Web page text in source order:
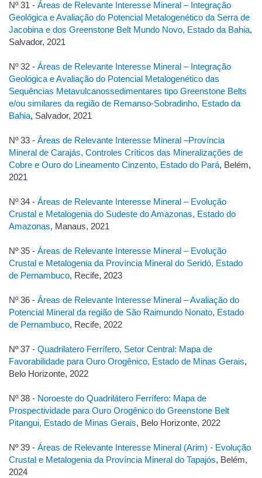
Nº 31 - Áreas de Relevante Interesse Mineral – Integração
Geológica e Avaliação do Potencial Metalogenético da Serra de
Jacobina e dos Greenstone Belt Mundo Novo, Estado da Bahia,
Salvador, 2021
Nº 32 - Áreas de Relevante Interesse Mineral – Integração
Geológica e Avaliação do Potencial Metalogenético das
Sequências Metavulcanossedimentares tipo Greenstone Belts
e/ou similares da região de Remanso-Sobradinho, Estado da
Bahia, Salvador, 2021
Nº 33 - Áreas de Relevante Interesse Mineral –Província
Mineral de Carajás, Controles Críticos das Mineralizações de
Cobre e Ouro do Lineamento Cinzento, Estado do Pará, Belém,
2021
Nº 34 - Áreas de Relevante Interesse Mineral – Evolução
Crustal e Metalogenia do Sudeste do Amazonas, Estado do
Amazonas, Manaus, 2021
Nº 35 - Áreas de Relevante Interesse Mineral – Evolução
Crustal e Metalogenia da Província Mineral do Seridó, Estado
de Pernambuco, Recife, 2023
Nº 36 - Áreas de Relevante Interesse Mineral – Avaliação do
Potencial Mineral da região de São Raimundo Nonato, Estado
de Pernambuco, Recife, 2022
Nº 37 - Quadrilatero Ferrífero, Setor Central: Mapa de
Favorabilidade para Ouro Orogênico, Estado de Minas Gerais,
Belo Horizonte, 2022
Nº 38 - Noroeste do Quadrilátero Ferrífero: Mapa de
Prospectividade para Ouro Orogênico do Greenstone Belt
Pitangui, Estado de Minas Gerais, Belo Horizonte, 2022
Nº 39 - Áreas de Relevante Interesse Mineral (Arim) - Evolução
Crustal e Metalogenia da Província Mineral do Tapajós, Belém,
2024